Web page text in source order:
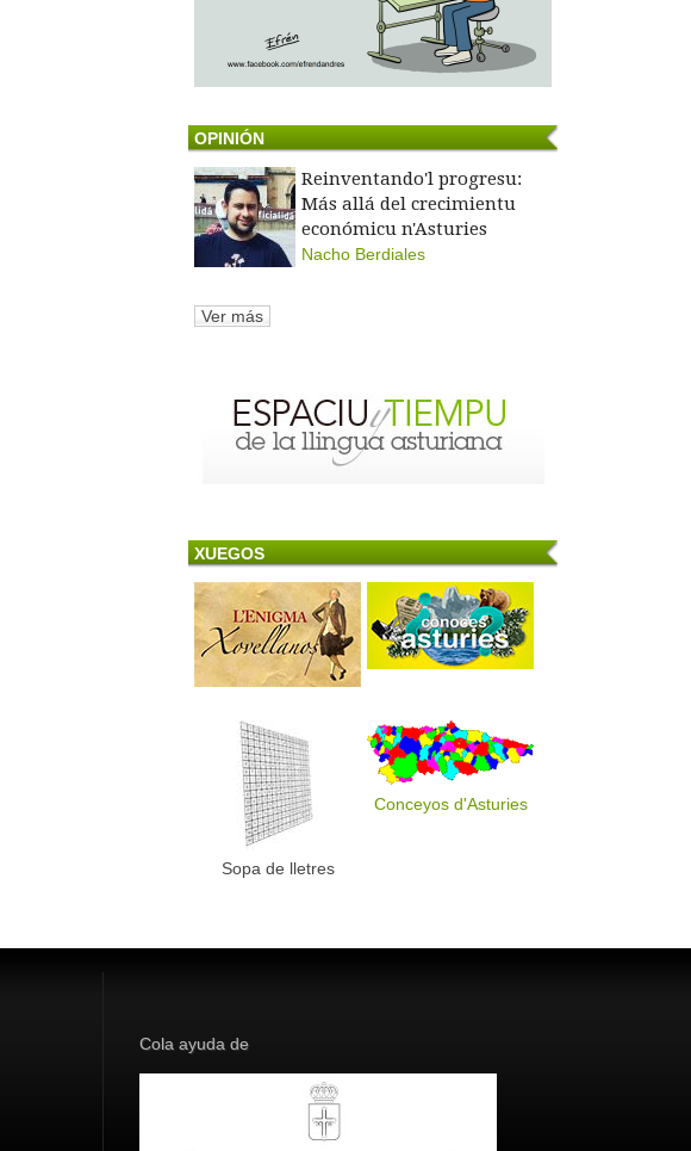
OPINIÓN
Reinventando'l progresu:
Más allá del crecimientu
económicu n'Asturies
Nacho Berdiales
Ver más
XUEGOS
Sopa de lletres
Conceyos d'Asturies
Cola ayuda de